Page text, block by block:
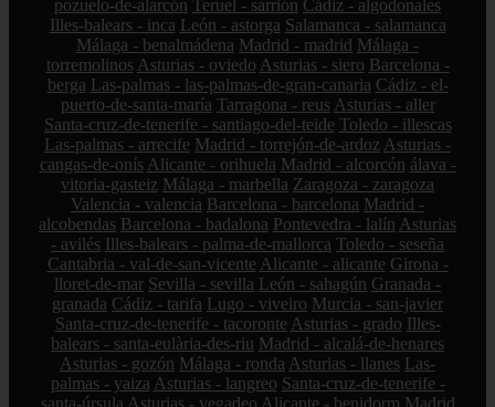
pozuelo-de-alarcón Teruel - sarrión Cádiz - algodonales
Illes-balears - inca León - astorga Salamanca - salamanca
Málaga - benalmádena Madrid - madrid Málaga -
torremolinos Asturias - oviedo Asturias - siero Barcelona -
berga Las-palmas - las-palmas-de-gran-canaria Cádiz - el-
puerto-de-santa-maría Tarragona - reus Asturias - aller
Santa-cruz-de-tenerife - santiago-del-teide Toledo - illescas
Las-palmas - arrecife Madrid - torrejón-de-ardoz Asturias -
cangas-de-onís Alicante - orihuela Madrid - alcorcón álava -
vitoria-gasteiz Málaga - marbella Zaragoza - zaragoza
Valencia - valencia Barcelona - barcelona Madrid -
alcobendas Barcelona - badalona Pontevedra - lalín Asturias
- avilés Illes-balears - palma-de-mallorca Toledo - seseña
Cantabria - val-de-san-vicente Alicante - alicante Girona -
lloret-de-mar Sevilla - sevilla León - sahagún Granada -
granada Cádiz - tarifa Lugo - viveiro Murcia - san-javier
Santa-cruz-de-tenerife - tacoronte Asturias - grado Illes-
balears - santa-eulària-des-riu Madrid - alcalá-de-henares
Asturias - gozón Málaga - ronda Asturias - llanes Las-
palmas - yaiza Asturias - langreo Santa-cruz-de-tenerife -
santa-úrsula Asturias - vegadeo Alicante - benidorm Madrid